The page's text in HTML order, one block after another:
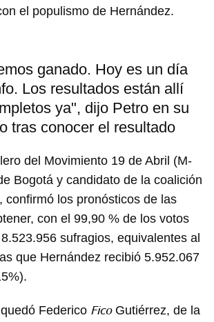
el populismo de Hernández.
ganado. Hoy es un día
Los resultados están allí
ya", dijo Petro en su
tras conocer el resultado
del Movimiento 19 de Abril (M-
Bogotá y candidato de la coalición
confirmó los pronósticos de las
con el 99,90 % de los votos
sufragios, equivalentes al
que Hernández recibió 5.952.067
Federico FicoGutiérrez, de la